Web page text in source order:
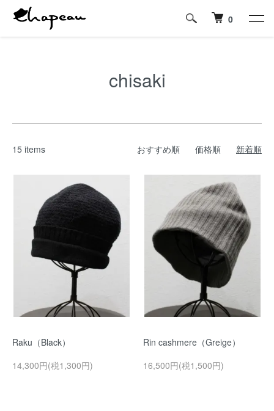
0
chisaki
15 items おすすめ順 価格順 新着順
Raku（Black）
14,300円(税1,300円)
Rin cashmere（Greige）
16,500円(税1,500円)